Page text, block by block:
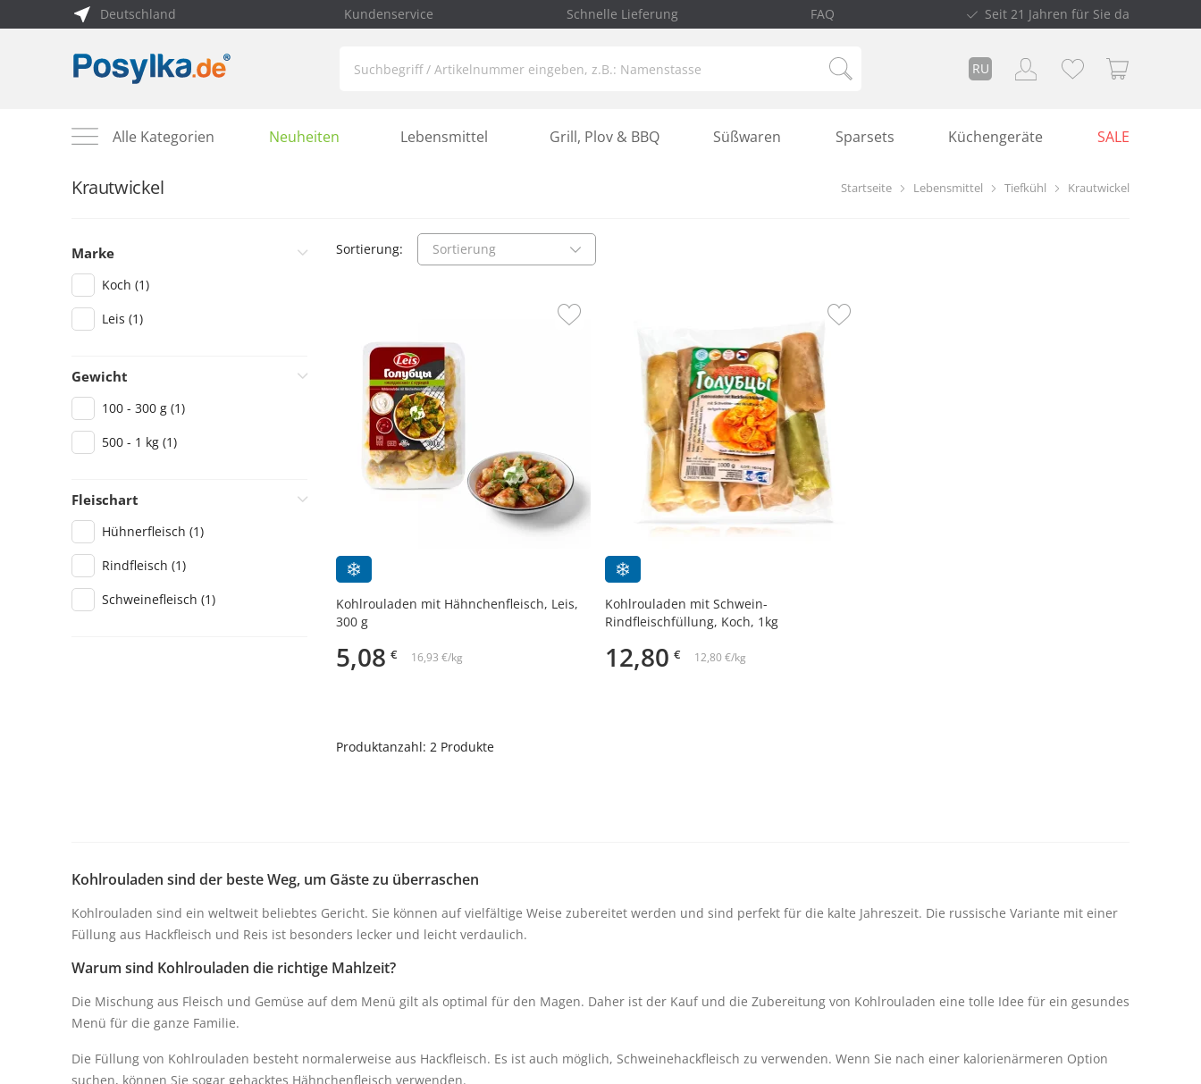
Deutschland Kundenservice Schnelle Lieferung FAQ Seit 21 Jahren für Sie da
RU
Alle Kategorien Neuheiten Lebensmittel Grill, Plov & BBQ Süßwaren Sparsets Küchengeräte SALE
Krautwickel Startseite Lebensmittel Tiefkühl Krautwickel
Marke
Koch (1)
Leis (1)
Gewicht
100 - 300 g (1)
500 - 1 kg (1)
Fleischart
Hühnerfleisch (1)
Rindfleisch (1)
Schweinefleisch (1)
Sortierung: Sortierung
Kohlrouladen mit Hähnchenfleisch, Leis,
300 g
5,08 € 16,93 €/kg
Kohlrouladen mit Schwein-
Rindfleischfüllung, Koch, 1kg
12,80 € 12,80 €/kg
Produktanzahl: 2 Produkte
Kohlrouladen sind der beste Weg, um Gäste zu überraschen
Kohlrouladen sind ein weltweit beliebtes Gericht. Sie können auf vielfältige Weise zubereitet werden und sind perfekt für die kalte Jahreszeit. Die russische Variante mit einer
Füllung aus Hackfleisch und Reis ist besonders lecker und leicht verdaulich.
Warum sind Kohlrouladen die richtige Mahlzeit?
Die Mischung aus Fleisch und Gemüse auf dem Menü gilt als optimal für den Magen. Daher ist der Kauf und die Zubereitung von Kohlrouladen eine tolle Idee für ein gesundes
Menü für die ganze Familie.
Die Füllung von Kohlrouladen besteht normalerweise aus Hackfleisch. Es ist auch möglich, Schweinehackfleisch zu verwenden. Wenn Sie nach einer kalorienärmeren Option
suchen, können Sie sogar gehacktes Hähnchenfleisch verwenden.